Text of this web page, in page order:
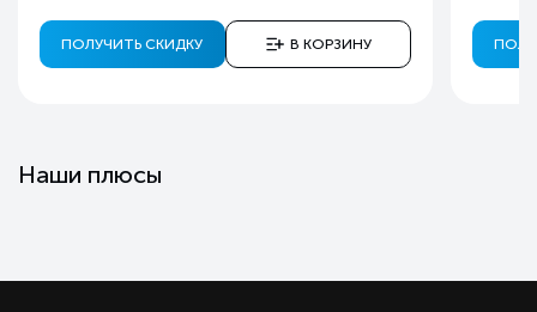
ПОЛУЧИТЬ СКИДКУ В КОРЗИНУ
Наши плюсы